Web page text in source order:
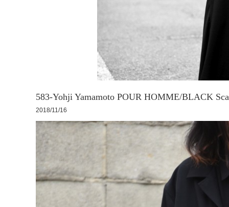
583-Yohji Yamamoto POUR HOMME/BLACK
2018/11/16